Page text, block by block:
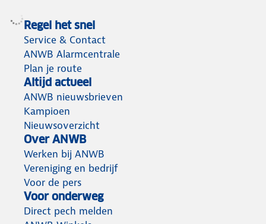
Regel het snel
Service & Contact
ANWB Alarmcentrale
Plan je route
Altijd actueel
ANWB nieuwsbrieven
Kampioen
Nieuwsoverzicht
Over ANWB
Werken bij ANWB
Vereniging en bedrijf
Voor de pers
Voor onderweg
Direct pech melden